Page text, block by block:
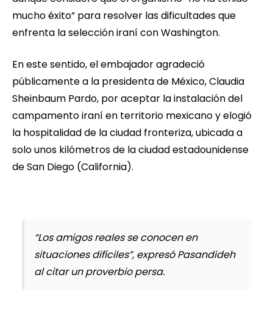
mucho éxito” para resolver las dificultades que
enfrenta la selección iraní con Washington.
En este sentido, el embajador agradeció
públicamente a la presidenta de México, Claudia
Sheinbaum Pardo, por aceptar la instalación del
campamento iraní en territorio mexicano y elogió
la hospitalidad de la ciudad fronteriza, ubicada a
solo unos kilómetros de la ciudad estadounidense
de San Diego (California).
“Los amigos reales se conocen en
situaciones difíciles”, expresó Pasandideh
al citar un proverbio persa.